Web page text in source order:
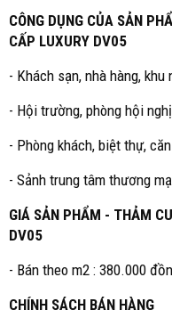
CÔNG DỤNG CỦA SẢN
CẤP LUXURY DV05
- Khách sạn, nhà hàng,
- Hội trường, phòng hội
- Phòng khách, biệt thự,
- Sảnh trung tâm thương
GIÁ SẢN PHẨM - THẢM
DV05
- Bán theo m2 : 380.000
CHÍNH SÁCH BÁN HÀNG